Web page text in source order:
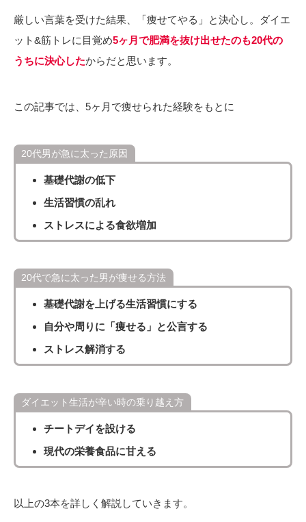
厳しい言葉を受けた結果、「痩せてやる」と決心し。ダイエ
ット&筋トレに目覚め5ヶ月で肥満を抜け出せたのも20代の
うちに決心したからだと思います。
この記事では、5ヶ月で痩せられた経験をもとに
20代男が急に太った原因
基礎代謝の低下
生活習慣の乱れ
ストレスによる食欲増加
20代で急に太った男が痩せる方法
基礎代謝を上げる生活習慣にする
自分や周りに「痩せる」と公言する
ストレス解消する
ダイエット生活が辛い時の乗り越え方
チートデイを設ける
現代の栄養食品に甘える
以上の3本を詳しく解説していきます。